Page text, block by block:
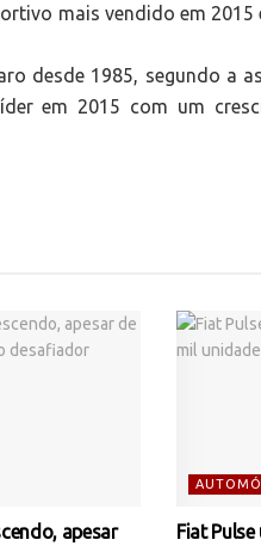
mais vendido em
desde 1985, segundo a
em 2015 com um
apesar
Fiat